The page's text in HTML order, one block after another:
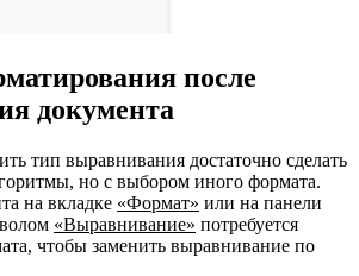
после
документа
тип выравнивания достаточно сделать
но с выбором иного формата.
на вкладке «Формат» или на панели
«Выравнивание» потребуется
чтобы заменить выравнивание по